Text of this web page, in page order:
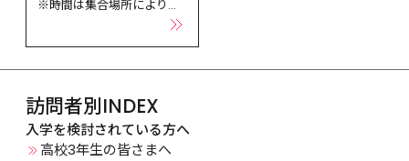
※時間は集合場所により異
訪問者別INDEX
入学を検討されている方へ
高校3年生の皆さまへ